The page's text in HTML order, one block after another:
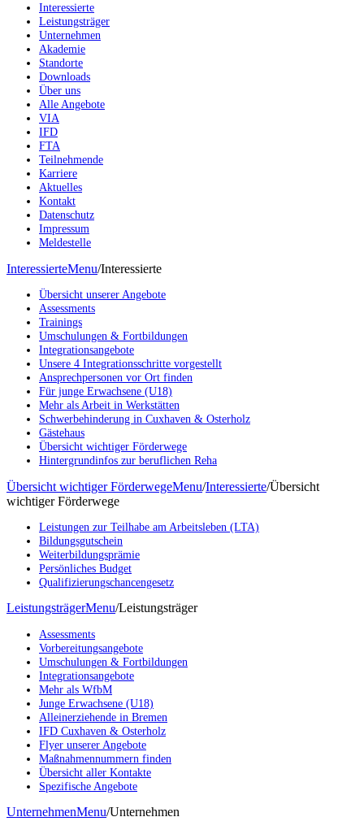
Interessierte
Leistungsträger
Unternehmen
Akademie
Standorte
Downloads
Über uns
Alle Angebote
VIA
IFD
FTA
Teilnehmende
Karriere
Aktuelles
Kontakt
Datenschutz
Impressum
Meldestelle
InteressierteMenu/Interessierte
Übersicht unserer Angebote
Assessments
Trainings
Umschulungen & Fortbildungen
Integrationsangebote
Unsere 4 Integrationsschritte vorgestellt
Ansprechpersonen vor Ort finden
Für junge Erwachsene (U18)
Mehr als Arbeit in Werkstätten
Schwerbehinderung in Cuxhaven & Osterholz
Gästehaus
Übersicht wichtiger Förderwege
Hintergrundinfos zur beruflichen Reha
Übersicht wichtiger FörderwegeMenu/Interessierte/Übersicht
wichtiger Förderwege
Leistungen zur Teilhabe am Arbeitsleben (LTA)
Bildungsgutschein
Weiterbildungsprämie
Persönliches Budget
Qualifizierungschancengesetz
LeistungsträgerMenu/Leistungsträger
Assessments
Vorbereitungsangebote
Umschulungen & Fortbildungen
Integrationsangebote
Mehr als WfbM
Junge Erwachsene (U18)
Alleinerziehende in Bremen
IFD Cuxhaven & Osterholz
Flyer unserer Angebote
Maßnahmennummern finden
Übersicht aller Kontakte
Spezifische Angebote
UnternehmenMenu/Unternehmen